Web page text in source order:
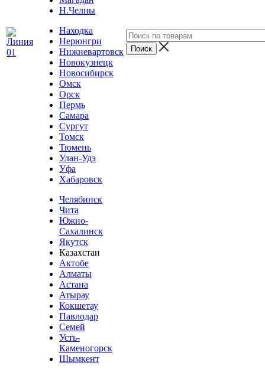
Н.Челны
Находка
Нерюнгри
Нижневартовск
Новокузнецк
Новосибирск
Омск
Орск
Пермь
Самара
Сургут
Томск
Тюмень
Улан-Удэ
Уфа
Хабаровск
Челябинск
Чита
Южно-
Сахалинск
Якутск
Казахстан
Актобе
Алматы
Астана
Атырау
Кокшетау
Павлодар
Семей
Усть-
Каменогорск
Шымкент